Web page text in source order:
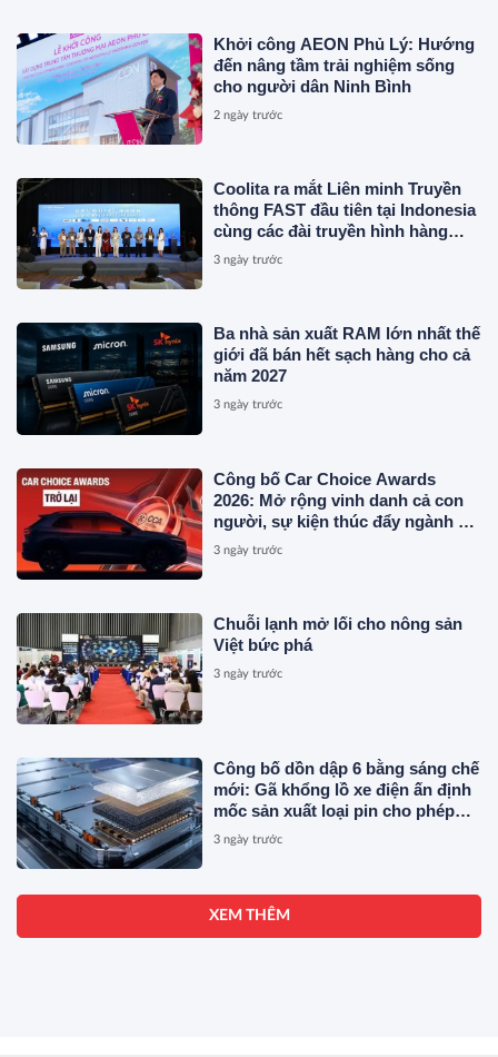
Khởi công AEON Phủ Lý: Hướng
đến nâng tầm trải nghiệm sống
cho người dân Ninh Bình
2 ngày trước
Coolita ra mắt Liên minh Truyền
thông FAST đầu tiên tại Indonesia
cùng các đài truyền hình hàng
đầu
3 ngày trước
Ba nhà sản xuất RAM lớn nhất thế
giới đã bán hết sạch hàng cho cả
năm 2027
3 ngày trước
Công bố Car Choice Awards
2026: Mở rộng vinh danh cả con
người, sự kiện thúc đẩy ngành xe
Việt Nam
3 ngày trước
Chuỗi lạnh mở lối cho nông sản
Việt bức phá
3 ngày trước
Công bố dồn dập 6 bằng sáng chế
mới: Gã khổng lồ xe điện ấn định
mốc sản xuất loại pin cho phép
sạc 1 lần đi từ Hà Nội đến TP.HCM
3 ngày trước
XEM THÊM